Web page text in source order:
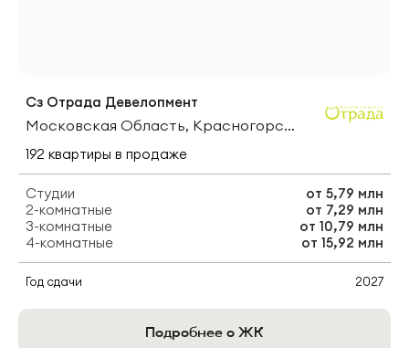
Сз Отрада Девелопмент
Московская Область, Красногорск, Микрорайон Опалиха
192 квартиры в продаже
Студии от 5,79 млн
2-комнатные
от 7,29 млн
3-комнатные
от 10,79 млн
4-комнатные
от 15,92 млн
Год сдачи 2027
Подробнее о ЖК